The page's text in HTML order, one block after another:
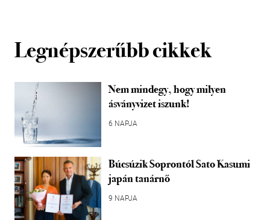
Legnépszerűbb cikkek
Nem mindegy, hogy milyen
ásványvizet iszunk!
6 NAPJA
Búcsúzik Soprontól Sato Kasumi
japán tanárnő
9 NAPJA